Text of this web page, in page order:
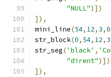
"NULL")])
]),
mini_line(54, 12, 3,0
str_block(0, 54, 12, 3
str_seg('black' ,
"dirent")])
]),